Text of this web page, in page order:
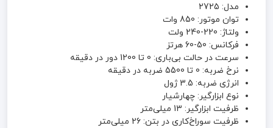
مدل: 2725
توان موتور: 850 وات
ولتاژ: 220-240 ولت
فرکانس: 50-60 هرتز
سرعت در حالت بی‌باری: 0 تا 1200 دور در دقیقه
نرخ ضربه: 0 تا 5500 ضربه در دقیقه
انرژی ضربه: 3.5 ژول
نوع ابزارگیر: چهارشیار
ظرفیت ابزارگیر: 13 میلی‌متر
ظرفیت سوراخ‌کاری در بتن: 26 میلی‌متر